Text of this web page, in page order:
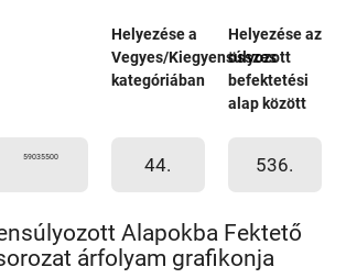
Helyezése a
Vegyes/Kiegyensúlyozott
kategóriában
Helyezése az
összes
befektetési
alap között
59035500 44. 536.
Alapokba Fektető
árfolyam grafikonja